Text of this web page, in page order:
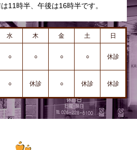
11時半、午後は16時半です。
水 木 金 土 日
○ ○ ○ ○ 休診
○ 休診 ○ 休診 休診